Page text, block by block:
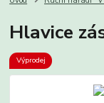
Hlavice
Výprodej